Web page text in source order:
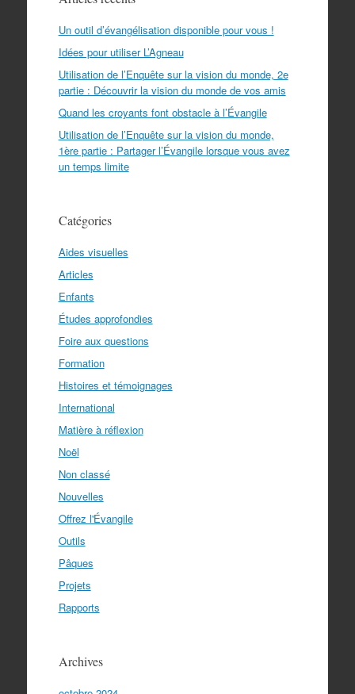
Un outil d’évangélisation disponible pour vous !
Idées pour utiliser L’Agneau
Utilisation de l’Enquête sur la vision du monde, 2e
partie : Découvrir la vision du monde de vos amis
Quand les croyants font obstacle à l’Évangile
Utilisation de l’Enquête sur la vision du monde,
1ère partie : Partager l’Évangile lorsque vous avez
un temps limite
Catégories
Aides visuelles
Articles
Enfants
Études approfondies
Foire aux questions
Formation
Histoires et témoignages
International
Matière à réflexion
Noël
Non classé
Nouvelles
Offrez l'Évangile
Outils
Pâques
Projets
Rapports
Archives